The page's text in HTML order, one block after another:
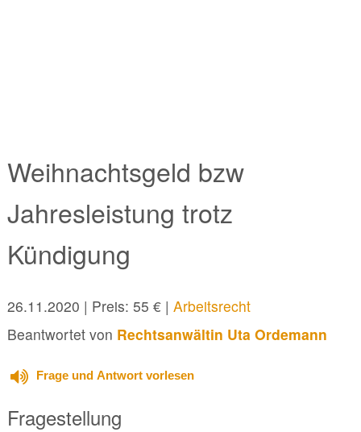
Weihnachtsgeld bzw
Jahresleistung trotz
Kündigung
26.11.2020 | Preis: 55 € | Arbeitsrecht
Beantwortet von Rechtsanwältin Uta Ordemann
Frage und Antwort vorlesen
Fragestellung